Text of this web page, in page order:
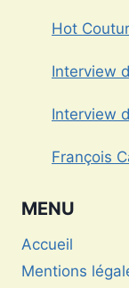
Hot
Interview
Interview
François
MENU
Accueil
Mentions